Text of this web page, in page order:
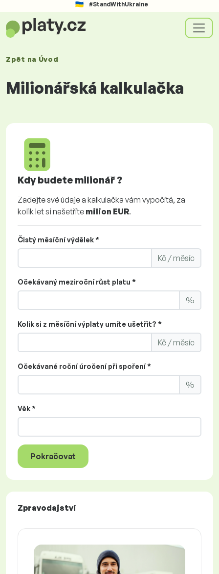
#StandWithUkraine
Zpět na Úvod
Milionářská kalkulačka
Kdy budete milionář ?
Zadejte své údaje a kalkulačka vám vypočítá, za
kolik let si našetříte milion EUR.
Čistý měsíční výdělek *
Kč / měsíc
Očekávaný meziroční růst platu *
%
Kolik si z měsíční výplaty umíte ušetřit? *
Kč / měsíc
Očekávané roční úročení při spoření *
%
Věk *
Pokračovat
Zpravodajství